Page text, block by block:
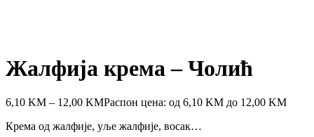
Жалфија крема – Чолић
6,10 KM – 12,00 KMРаспон цена: од 6,10 KM до 12,00 KM
Крема од жалфије, уље жалфије, восак…